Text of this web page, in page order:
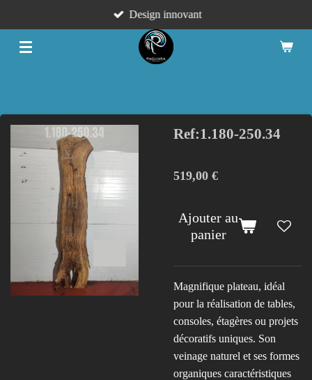
au
contenu
Design innovant
Ref:1.180-250.34
519,00 €
Ajouter au
panier
Magnifique plateau, idéal
pour la réalisation de tables,
consoles, étagères ou projets
décoratifs uniques. Son
veinage naturel et ses formes
organiques caractéristiques